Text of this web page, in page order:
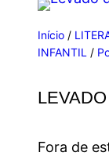
Início /
INFANTIL /
Fora de